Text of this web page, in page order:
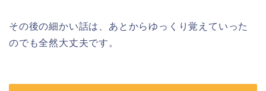
その後の細かい話は、あとからゆっくり覚えていった
のでも全然大丈夫です。